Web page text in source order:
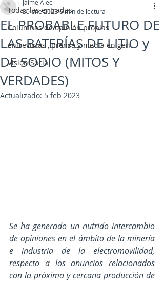
Todas las entradas
Columnas de opinión propias
entrevistas , prensa y media en gen
Visión Social
EL PROBABLE FUTURO DE
LAS BATERÍAS DE LITIO y
DE SODIO (MITOS Y
VERDADES)
Jaime Alee
30 ene 20236 min de lectura
Actualizado: 5 feb 2023
Se ha generado un nutrido intercambio
de opiniones en el ámbito de la minería
e industria de la electromovilidad,
respecto a los anuncios relacionados